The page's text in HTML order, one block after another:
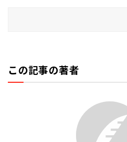
この記事の著者